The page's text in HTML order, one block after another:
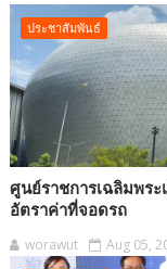
ประชาสัมพันธ์
ศูนย์ราชการเฉลิมพระ
อัตราค่าที่จอดรถ
worawut Aug 05,